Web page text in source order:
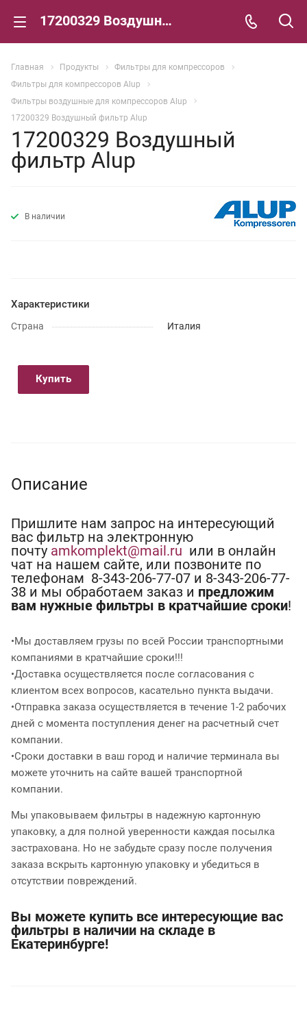
17200329 Воздушный фильтр Alup
Главная Продукты
Фильтры для компрессоров
Фильтры для компрессоров Alup
Фильтры воздушные для компрессоров Alup
17200329 Воздушный фильтр Alup
17200329 Воздушный
фильтр Alup
В наличии
Характеристики
Страна Италия
Купить
Описание
Пришлите нам запрос на интересующий
вас фильтр на электронную
почту amkomplekt@mail.ru или в онлайн
чат на нашем сайте, или позвоните по
телефонам 8-343-206-77-07 и 8-343-206-77-
38 и мы обработаем заказ и предложим
вам нужные фильтры в кратчайшие сроки!
•Мы доставляем грузы по всей России транспортными
компаниями в кратчайшие сроки!!!
•Доставка осуществляется после согласования с
клиентом всех вопросов, касательно пункта выдачи.
•Отправка заказа осуществляется в течение 1-2 рабочих
дней с момента поступления денег на расчетный счет
компании.
•Сроки доставки в ваш город и наличие терминала вы
можете уточнить на сайте вашей транспортной
компании.
Мы упаковываем фильтры в надежную картонную
упаковку, а для полной уверенности каждая посылка
застрахована. Но не забудьте сразу после получения
заказа вскрыть картонную упаковку и убедиться в
отсутствии повреждений.
Вы можете купить все интересующие вас
фильтры в наличии на складе в
Екатеринбурге!